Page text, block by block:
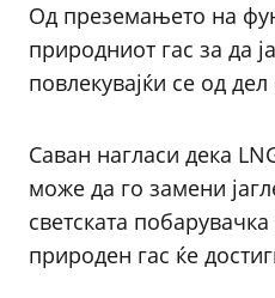
Од преземањето на
природниот гас за да
повлекувајќи се од
Саван нагласи дека
може да го замени
светската
природен гас ќе